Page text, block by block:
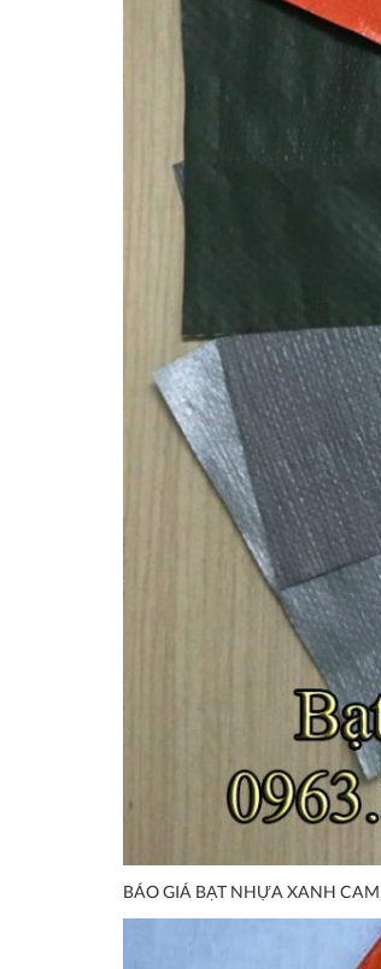
BÁO GIÁ BẠT NHỰA XANH